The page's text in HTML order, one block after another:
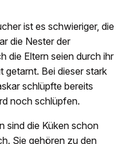
ist es schwieriger, die
die Nester der
die Eltern seien durch ihr
getarnt. Bei dieser stark
schlüpfte bereits
noch schlüpfen.
sind die Küken schon
Sie gehören zu den